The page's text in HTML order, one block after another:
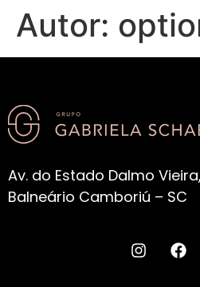
Autor:
Av. do Estado Dalmo
Balneário Camboriú – SC